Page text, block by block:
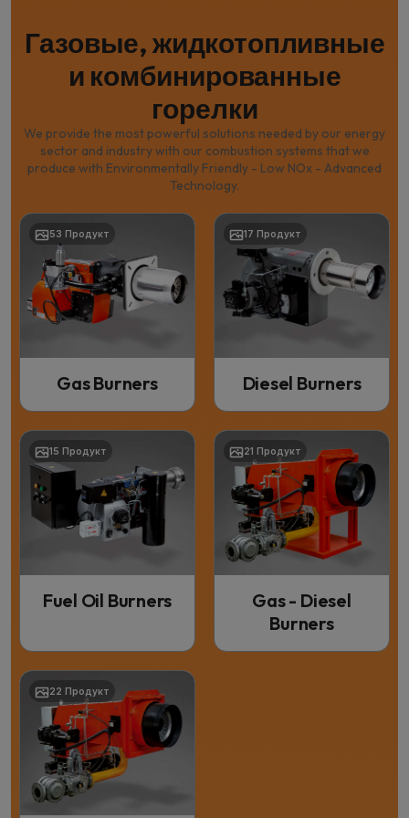
Газовые, жидкотопливные
и комбинированные
горелки
We provide the most powerful solutions needed by our energy
sector and industry with our combustion systems that we
produce with Environmentally Friendly - Low NOx - Advanced
Technology.
53 Продукт
Gas Burners
17 Продукт
Diesel Burners
15 Продукт
Fuel Oil Burners
21 Продукт
Gas - Diesel
Burners
22 Продукт